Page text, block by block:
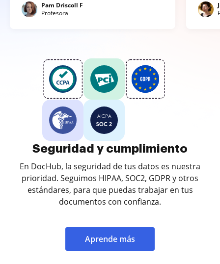
Pam Driscoll F
Profesora
Seguridad y cumplimiento
En DocHub, la seguridad de tus datos es nuestra
prioridad. Seguimos HIPAA, SOC2, GDPR y otros
estándares, para que puedas trabajar en tus
documentos con confianza.
Aprende más